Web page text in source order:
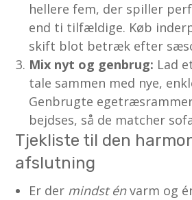
hellere fem, der spiller
end ti tilfældige. Køb
skift blot betræk efter
Mix nyt og genbrug: Lad
tale sammen med nye,
Genbrugte
bejdses, så de matcher
Tjekliste til den
afslutning
Er der mindst énvarm og